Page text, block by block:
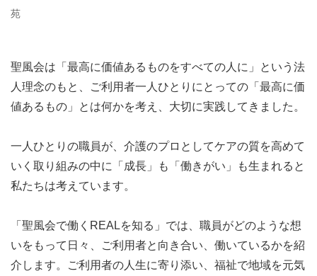
苑
聖風会は「最高に価値あるものをすべての人に」という法
人理念のもと、ご利用者一人ひとりにとっての「最高に価
値あるもの」とは何かを考え、大切に実践してきました。
一人ひとりの職員が、介護のプロとしてケアの質を高めて
いく取り組みの中に「成長」も「働きがい」も生まれると
私たちは考えています。
「聖風会で働くREALを知る」では、職員がどのような想
いをもって日々、ご利用者と向き合い、働いているかを紹
介します。ご利用者の人生に寄り添い、福祉で地域を元気